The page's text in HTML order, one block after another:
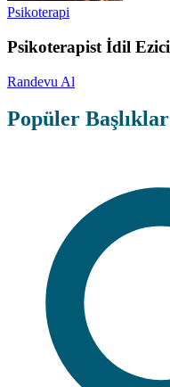
Psikoterapi
Psikoterapist İdil Ezici
Randevu Al
Popüler Başlıklar